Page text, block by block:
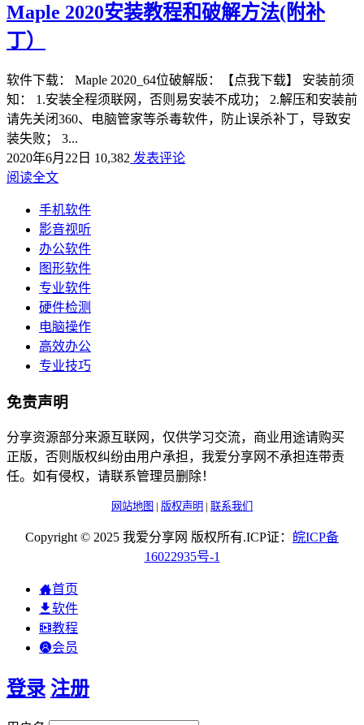
Maple 2020安装教程和破解方法(附补
丁）
软件下载： Maple 2020_64位破解版：【点我下载】 安装前须
知： 1.安装全程须联网，否则易安装不成功； 2.解压和安装前
请先关闭360、电脑管家等杀毒软件，防止误杀补丁，导致安
装失败； 3...
2020年6月22日 10,382 发表评论
阅读全文
手机软件
影音视听
办公软件
图形软件
专业软件
硬件检测
电脑操作
高效办公
专业技巧
免责声明
分享资源部分来源互联网，仅供学习交流，商业用途请购买
正版，否则版权纠纷由用户承担，我爱分享网不承担连带责
任。如有侵权，请联系管理员删除！
网站地图 | 版权声明 | 联系我们
Copyright © 2025 我爱分享网 版权所有.ICP证： 皖ICP备
16022935号-1
首页
软件
教程
会员
登录 注册